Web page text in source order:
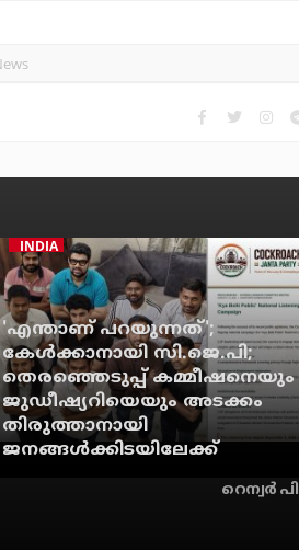
INDIA
'എന്താണ് പറയുന്നത്';
കേള്‍ക്കാനായി സി.ജെ.പി;
തെരഞ്ഞെടുപ്പ് കമ്മീഷനെയും
ജുഡീഷ്യറിയെയും അടക്കം
തിരുത്താനായി
ജനങ്ങള്‍ക്കിടയിലേക്ക്
റെന്വര്‍ പി